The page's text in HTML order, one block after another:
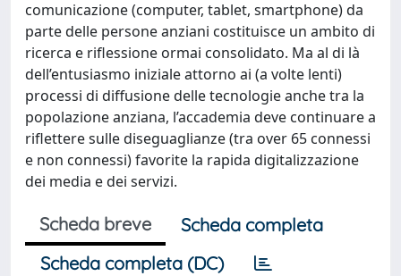
comunicazione (computer, tablet, smartphone) da
parte delle persone anziani costituisce un ambito di
ricerca e riflessione ormai consolidato. Ma al di là
dell’entusiasmo iniziale attorno ai (a volte lenti)
processi di diffusione delle tecnologie anche tra la
popolazione anziana, l’accademia deve continuare a
riflettere sulle diseguaglianze (tra over 65 connessi
e non connessi) favorite la rapida digitalizzazione
dei media e dei servizi.
Scheda breve
Scheda completa
Scheda completa (DC)